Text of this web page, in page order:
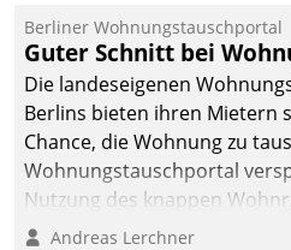
Berliner Wohnungstauschportal
Guter Schnitt bei
Die landeseigenen
Berlins bieten ihren Mietern
Chance, die Wohnung zu
Wohnungstauschportal
Nutzung des knappen
Anwendungsfall für
Andreas Lerchner